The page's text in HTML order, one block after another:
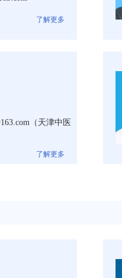
了解更多
（天津中医
了解更多